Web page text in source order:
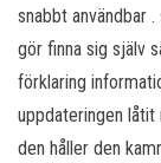
snabbt användbar
gör finna sig själv
förklaring
uppdateringen låtit
den håller den